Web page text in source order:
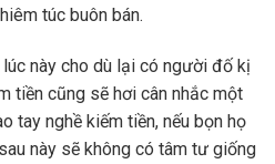
túc buôn bán.
này cho dù lại có người đố kị
tiền cũng sẽ hơi cân nhắc một
tay nghề kiếm tiền, nếu bọn họ
này sẽ không có tâm tư giống